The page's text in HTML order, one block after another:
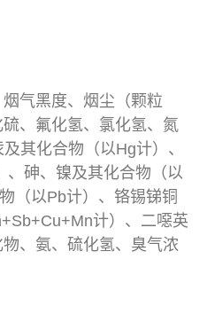
气黑度、烟尘（颗粒
、氟化氢、氯化氢、氮
其化合物（以Hg计）、
、砷、镍及其化合物（以
（以Pb计）、铬锡锑铜
计）、二噁英
、氨、硫化氢、臭气浓